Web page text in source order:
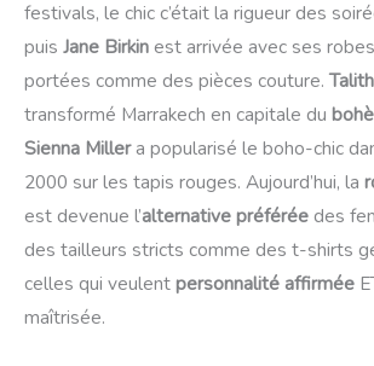
festivals, le chic c’était la rigueur des
puis Jane Birkin est arrivée avec ses
portées comme des pièces couture.
transformé Marrakech en capitale du
Sienna Millera popularisé le boho-chic
2000 sur les tapis rouges. Aujourd’hui, la
est devenue l’alternative préférée des
des tailleurs stricts comme des t-shirts
celles qui veulentpersonnalité affirmée
maîtrisée.